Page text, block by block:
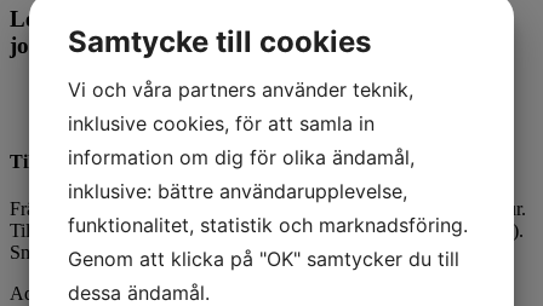
Len kalvsoppa med smak av kantarell och
jordärtskocka
Antal portioner 1
Tillagningsanvisning
Fräs timjan, lökpulver och kantarellfond i smör på medeltemperatur.
Tillsätt vispgrädde, standardmjölk och puréer. Låt sjuda (koka inte).
Smaka av med salt och peppar. Mixa innan servering!
Addera gärna en flytande topping på soppan för extra näring och
Samtycke till cookies
Vi och våra partners använder teknik,
inklusive cookies, för att samla in
information om dig för olika ändamål,
inklusive: bättre användarupplevelse,
funktionalitet, statistik och marknadsföring.
Genom att klicka på "OK" samtycker du till
dessa ändamål.